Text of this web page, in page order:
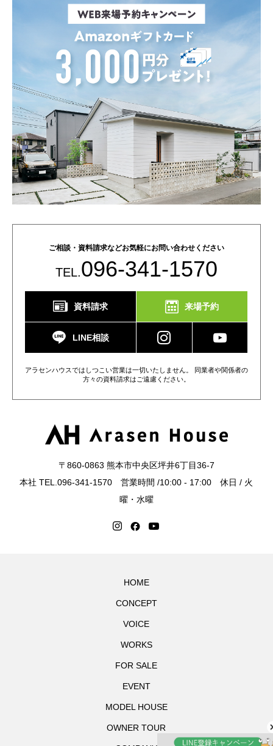
ご相談・資料請求などお気軽にお問い合わせください
TEL.096-341-1570
資料請求 来場予約
LINE相談
アラセンハウスではしつこい営業は一切いたしません。 同業者や関係者の
方々の資料請求はご遠慮ください。
〒860-0863 熊本市中央区坪井6丁目36-7
本社 TEL.096-341-1570 営業時間 /10:00 - 17:00 休日 / 火
曜・水曜
HOME
CONCEPT
VOICE
WORKS
FOR SALE
EVENT
MODEL HOUSE
OWNER TOUR